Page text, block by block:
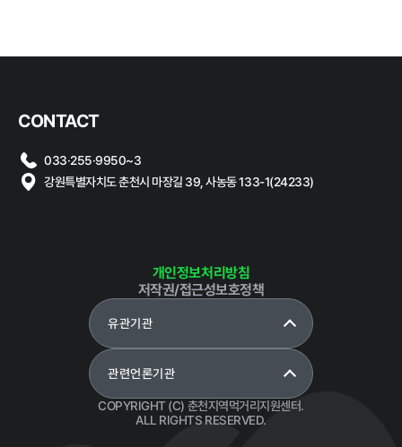
CONTACT
033·255·9950~3
강원특별자치도 춘천시 마장길 39, 사농동 133-1(24233)
개인정보처리방침
저작권/접근성보호정책
유관기관
관련언론기관
COPYRIGHT (C) 춘천지역먹거리지원센터.
ALL RIGHTS RESERVED.